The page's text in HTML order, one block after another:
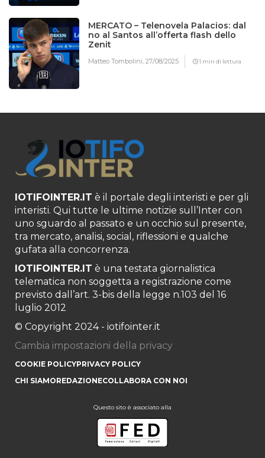
MERCATO – Telenovela Palacios: dal
no al Santos all’offerta flash dello
Zenit
Matteo Tombolini,27/08/2025 1 min di lettura
IOTIFOINTER.IT è il portale degli interisti e per gli
interisti. Qui tutte le ultime notizie sull’Inter con
uno sguardo al passato e un occhio sul presente,
tra mercato, analisi, social, riflessioni e qualche
gufata alla concorrenza.
IOTIFOINTER.IT è una testata giornalistica
telematica non soggetta a registrazione come
previsto dall’art. 3-bis della legge n.103 del 16
luglio 2012
© Copyright 2024 - iotifointer.it
Cambia impostazioni della privacy
COOKIE POLICYPRIVACY POLICY
CHI SIAMOREDAZIONECOLLABORA CON NOI
Questo sito è associato alla